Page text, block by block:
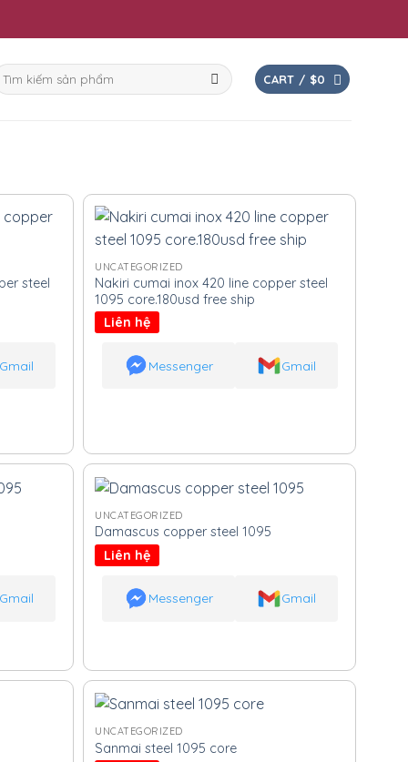
CART / $0
steel
UNCATEGORIZED
Nakiri cumai inox 420 line copper steel
1095 core.180usd free ship
Liên hệ
Messenger Gmail
UNCATEGORIZED
Damascus copper steel 1095
Liên hệ
Messenger Gmail
UNCATEGORIZED
Sanmai steel 1095 core